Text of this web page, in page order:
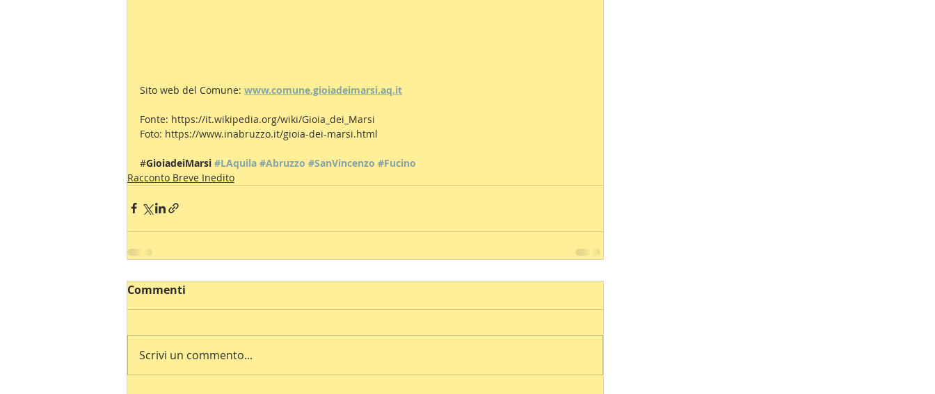
Sito web del Comune: www.comune.gioiadeimarsi.aq.it
Fonte: https://it.wikipedia.org/wiki/Gioia_dei_Marsi
Foto: https://www.inabruzzo.it/gioia-dei-marsi.html
#GioiadeiMarsi #LAquila #Abruzzo #SanVincenzo #Fucino
Racconto Breve Inedito
Commenti
Scrivi un commento...